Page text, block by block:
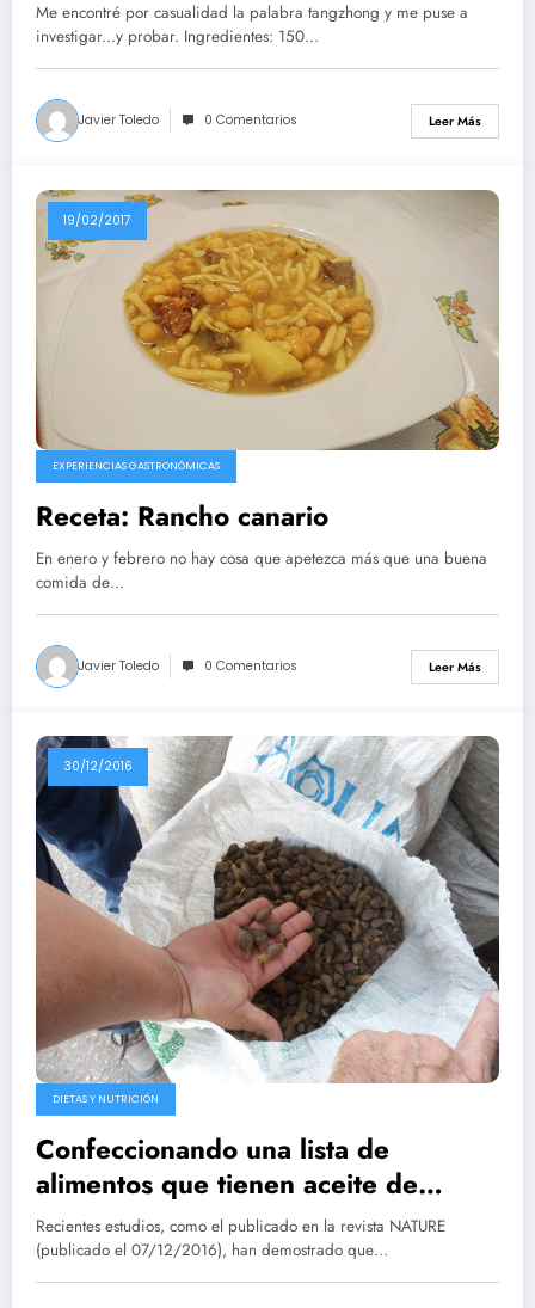
Me encontré por casualidad la palabra tangzhong y me puse a
investigar...y probar. Ingredientes: 150…
Javier Toledo 0 Comentarios Leer Más
19/02/2017
EXPERIENCIAS GASTRONÓMICAS
Receta: Rancho canario
En enero y febrero no hay cosa que apetezca más que una buena
comida de…
Javier Toledo 0 Comentarios Leer Más
30/12/2016
DIETAS Y NUTRICIÓN
Confeccionando una lista de
alimentos que tienen aceite de
palma
Recientes estudios, como el publicado en la revista NATURE
(publicado el 07/12/2016), han demostrado que…